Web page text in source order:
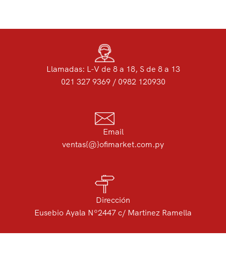
Llamadas: L-V de 8 a 18, S de 8 a 13
021 327 9369 / 0982 120930
Email
ventas{@}ofimarket.com.py
Dirección
Eusebio Ayala Nº2447 c/ Martinez Ramella